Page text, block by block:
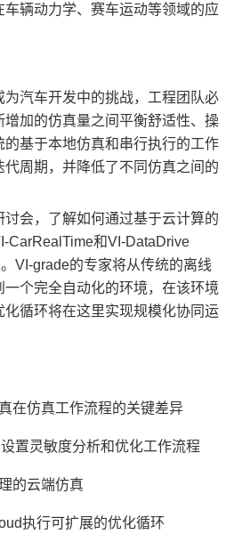
辆动力学、赛车运动等领域的应
汽车开发中的挑战，工程团队必
加的仿真量之间平衡舒适性、操
基于本地仿真和串行执行的工作
周期，并降低了不同仿真之间的
会，了解如何通过基于云计算的
CarRealTime和VI-DataDrive
VI-grade的专家将从传统的离线
个完全自动化的环境，在该环境
循环将在这里实现规模化协同运
在仿真工作流程的关键差异
置灵敏度分析和优化工作流程
的云端仿真
执行可扩展的优化循环